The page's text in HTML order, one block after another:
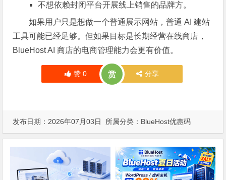
不想依赖封闭平台开展线上销售的品牌方。
如果用户只是想做一个普通展示网站，普通 AI 建站
工具可能已经足够。但如果目标是长期经营在线商店，
BlueHost AI 商店的电商管理能力会更有价值。
赞 0 赏 分享
发布日期：2026年07月03日 所属分类： BlueHost优惠码